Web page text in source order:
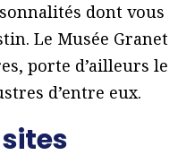
dont vous
Le Musée Granet
porte d’ailleurs le
d’entre eux.